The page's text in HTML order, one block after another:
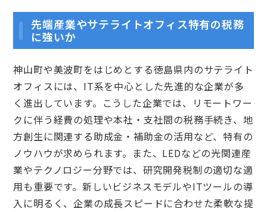
先端産業やサテライトオフィス特有の税務
に強いか
神山町や美波町をはじめとする徳島県内のサテライト
オフィスには、IT系を中心とした先進的な企業が多
く進出しています。こうした企業では、リモートワー
クに伴う経費の処理や本社・支社間の税務手続き、地
方創生に関連する助成金・補助金の活用など、特有の
ノウハウが求められます。また、LEDなどの光関連産
業やテクノロジー分野では、研究開発税制の適切な適
用も重要です。新しいビジネスモデルやITツールの導
入に明るく、企業の成長スピードに合わせた柔軟な提